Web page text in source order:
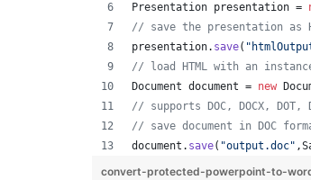
Presentation presentation =
// save the presentation as
presentation. save(
// load HTML with an
Document document = new
// supports DOC, DOCX, DOT,
// save document in DOC
document . save( "output.doc" ,
convert-protected-powerpoint-to-